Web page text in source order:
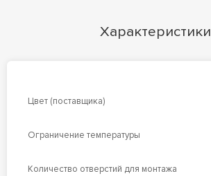
Характеристики
Цвет (поставщика)
Ограничение температуры
Количество отверстий для монтажа